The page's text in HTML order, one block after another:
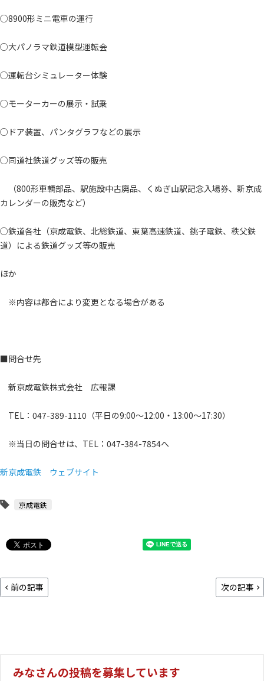
○8900形ミニ電車の運行
○大パノラマ鉄道模型運転会
○運転台シミュレーター体験
○モーターカーの展示・試乗
○ドア装置、パンタグラフなどの展示
○同道社鉄道グッズ等の販売
（800形車輌部品、駅施設中古廃品、くぬぎ山駅記念入場券、新京成
カレンダーの販売など）
○鉄道各社（京成電鉄、北総鉄道、東葉高速鉄道、銚子電鉄、秩父鉄
道）による鉄道グッズ等の販売
ほか
※内容は都合により変更となる場合がある
■問合せ先
新京成電鉄株式会社 広報課
TEL：047-389-1110（平日の9:00～12:00・13:00～17:30）
※当日の問合せは、TEL：047-384-7854へ
新京成電鉄 ウェブサイト
京成電鉄
前の記事 次の記事
みなさんの投稿を募集しています